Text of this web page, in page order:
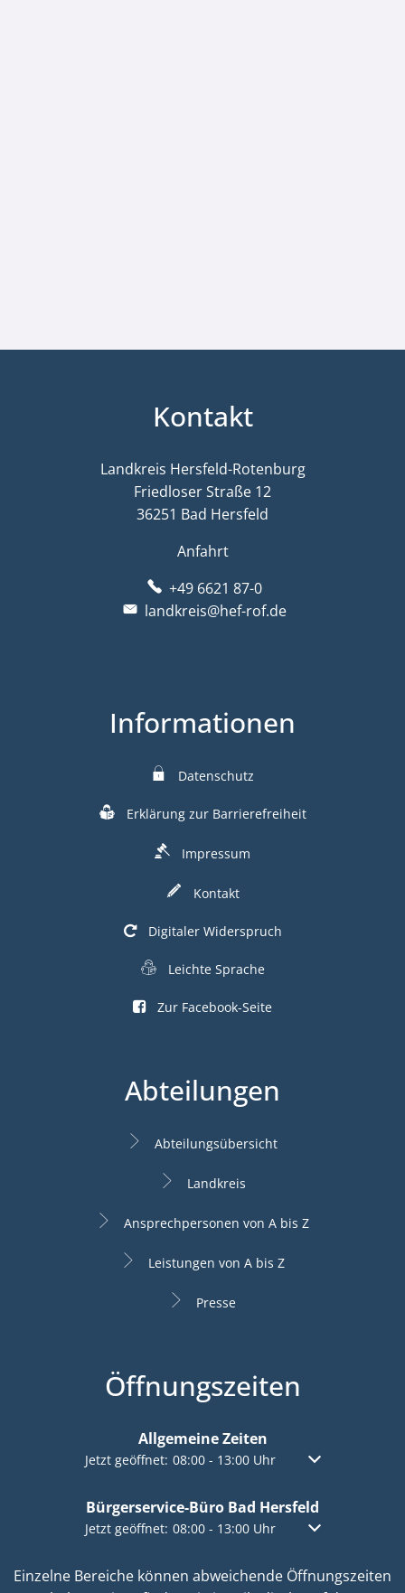
Kontakt
Landkreis Hersfeld-Rotenburg
Friedloser Straße 12
36251 Bad Hersfeld
Anfahrt
+49 6621 87-0
landkreis@hef-rof.de
Informationen
Datenschutz
Erklärung zur Barrierefreiheit
Impressum
Kontakt
Digitaler Widerspruch
Leichte Sprache
Zur Facebook-Seite
Abteilungen
Abteilungsübersicht
Landkreis
Ansprechpersonen von A bis Z
Leistungen von A bis Z
Presse
Öffnungszeiten
Allgemeine Zeiten
Klicken, um weitere Öffnungs- oder Schließzeiten
Jetzt geöffnet: 08:00- 13:00Uhr Von 08:00 bis
Bürgerservice-Büro Bad Hersfeld
Klicken, um weitere Öffnungs- oder Schließzeiten
Jetzt geöffnet: 08:00- 13:00Uhr Von 08:00 bis
Einzelne Bereiche können abweichende Öffnungszeiten